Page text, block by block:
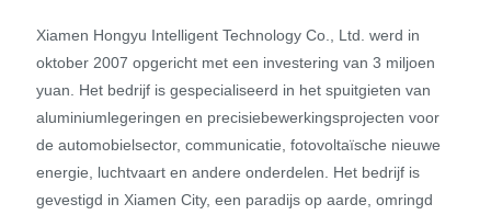
Xiamen Hongyu Intelligent Technology Co., Ltd. werd in
oktober 2007 opgericht met een investering van 3 miljoen
yuan. Het bedrijf is gespecialiseerd in het spuitgieten van
aluminiumlegeringen en precisiebewerkingsprojecten voor
de automobielsector, communicatie, fotovoltaïsche nieuwe
energie, luchtvaart en andere onderdelen. Het bedrijf is
gevestigd in Xiamen City, een paradijs op aarde, omringd